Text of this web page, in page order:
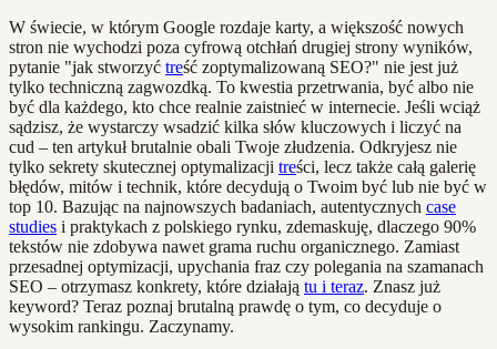
W świecie, w którym Google rozdaje karty, a większość nowych
stron nie wychodzi poza cyfrową otchłań drugiej strony wyników,
pytanie "jak stworzyć treść zoptymalizowaną SEO?" nie jest już
tylko techniczną zagwozdką. To kwestia przetrwania, być albo nie
być dla każdego, kto chce realnie zaistnieć w internecie. Jeśli wciąż
sądzisz, że wystarczy wsadzić kilka słów kluczowych i liczyć na
cud – ten artykuł brutalnie obali Twoje złudzenia. Odkryjesz nie
tylko sekrety skutecznej optymalizacji treści, lecz także całą galerię
błędów, mitów i technik, które decydują o Twoim być lub nie być w
top 10. Bazując na najnowszych badaniach, autentycznych case
studies i praktykach z polskiego rynku, zdemaskuję, dlaczego 90%
tekstów nie zdobywa nawet grama ruchu organicznego. Zamiast
przesadnej optymizacji, upychania fraz czy polegania na szamanach
SEO – otrzymasz konkrety, które działają tu i teraz. Znasz już
keyword? Teraz poznaj brutalną prawdę o tym, co decyduje o
wysokim rankingu. Zaczynamy.